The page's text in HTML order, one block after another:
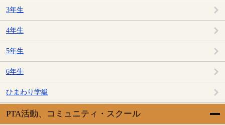
3年生
4年生
5年生
6年生
ひまわり学級
PTA活動、コミュニティ・スクール